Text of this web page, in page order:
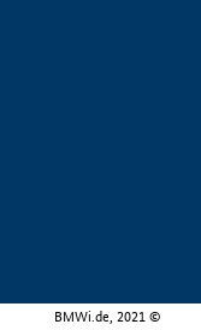
BMWi.de, 2021 ©